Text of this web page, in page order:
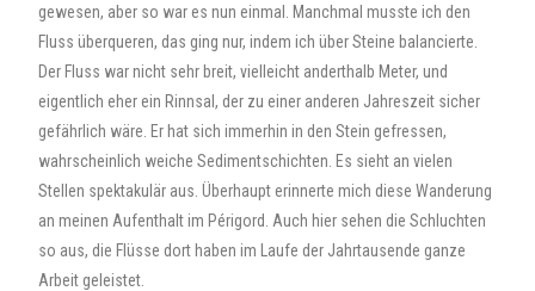
gewesen, aber so war es nun einmal. Manchmal musste ich den
Fluss überqueren, das ging nur, indem ich über Steine balancierte.
Der Fluss war nicht sehr breit, vielleicht anderthalb Meter, und
eigentlich eher ein Rinnsal, der zu einer anderen Jahreszeit sicher
gefährlich wäre. Er hat sich immerhin in den Stein gefressen,
wahrscheinlich weiche Sedimentschichten. Es sieht an vielen
Stellen spektakulär aus. Überhaupt erinnerte mich diese Wanderung
an meinen Aufenthalt im Périgord. Auch hier sehen die Schluchten
so aus, die Flüsse dort haben im Laufe der Jahrtausende ganze
Arbeit geleistet.